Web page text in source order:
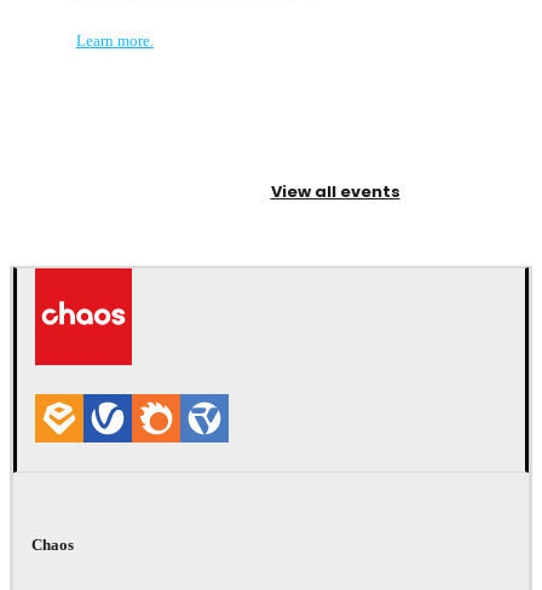
Learn more.
View all events
Chaos